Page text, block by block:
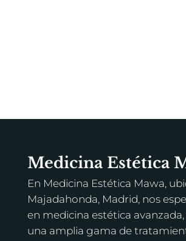
Medicina Estética
En Medicina Estética Mawa,
Majadahonda, Madrid, nos
en medicina estética
una amplia gama de